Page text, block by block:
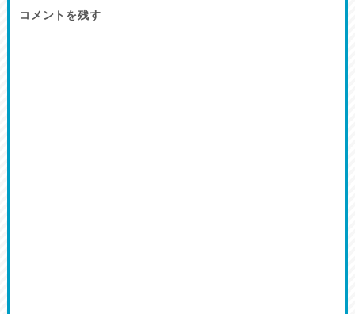
コメントを残す